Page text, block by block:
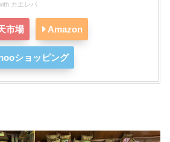
カエレバ
市場 Amazon
ショッピング